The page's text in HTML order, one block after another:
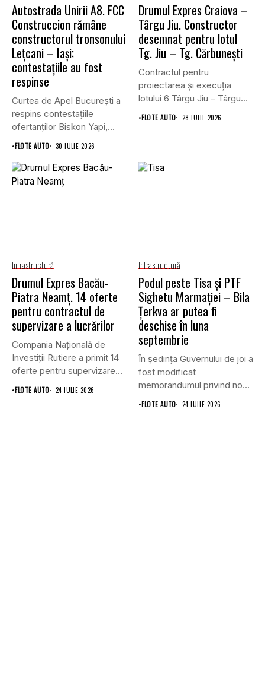
Autostrada Unirii A8. FCC
Construccion rămâne
constructorul tronsonului
Lețcani – Iași;
contestațiile au fost
respinse
Curtea de Apel București a
respins contestațiile
ofertanților Biskon Yapi,
Straco și...
•FLOTE AUTO 30 IULIE 2026
Drumul Expres Craiova –
Târgu Jiu. Constructor
desemnat pentru lotul
Tg. Jiu – Tg. Cărbunești
Contractul pentru
proiectarea și execuția
lotului 6 Târgu Jiu – Târgu
Cărbunești,...
•FLOTE AUTO 28 IULIE 2026
Infrastructură
Drumul Expres Bacău-
Piatra Neamț. 14 oferte
pentru contractul de
supervizare a lucrărilor
Compania Națională de
Investiții Rutiere a primit 14
oferte pentru supervizarea
lucrărilor...
•FLOTE AUTO 24 IULIE 2026
Infrastructură
Podul peste Tisa și PTF
Sighetu Marmației – Bila
Țerkva ar putea fi
deschise în luna
septembrie
În ședința Guvernului de joi a
fost modificat
memorandumul privind noul
punct...
•FLOTE AUTO 24 IULIE 2026